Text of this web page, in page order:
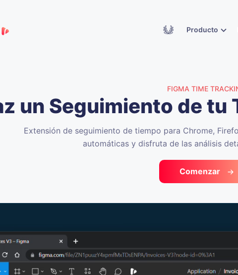
AcademyProducto
FIGMA TIME
un Seguimiento de tu
Extensión de seguimiento de tiempo para Chrome,
automáticas y disfruta de las análisis
Comenzar